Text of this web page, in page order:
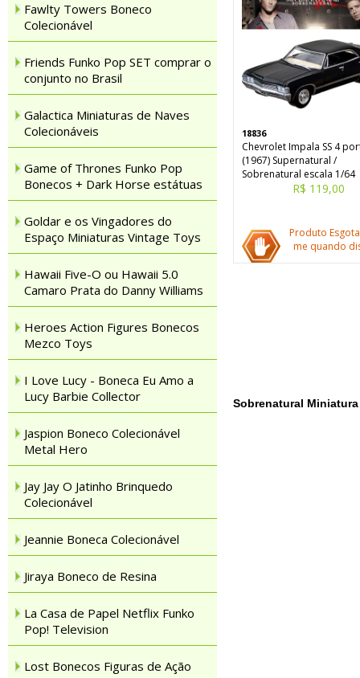
Fawlty Towers Boneco
Colecionável
Friends Funko Pop SET comprar o
conjunto no Brasil
Galactica Miniaturas de Naves
Colecionáveis
Game of Thrones Funko Pop
Bonecos + Dark Horse estátuas
Goldar e os Vingadores do
Espaço Miniaturas Vintage Toys
Hawaii Five-O ou Hawaii 5.0
Camaro Prata do Danny Williams
Heroes Action Figures Bonecos
Mezco Toys
I Love Lucy - Boneca Eu Amo a
Lucy Barbie Collector
Jaspion Boneco Colecionável
Metal Hero
Jay Jay O Jatinho Brinquedo
Colecionável
Jeannie Boneca Colecionável
Jiraya Boneco de Resina
La Casa de Papel Netflix Funko
Pop! Television
Lost Bonecos Figuras de Ação
18836
Chevrolet Impala SS 4
(1967) Supernatural /
Sobrenatural escala 1/64
R$ 119,00
Produto
me quando
Sobrenatural